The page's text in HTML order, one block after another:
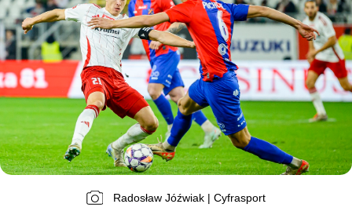
Akademia
Biznes
Dla mediów
Radosław Jóźwiak | Cyfrasport